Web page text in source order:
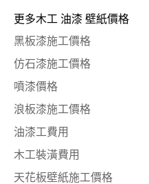
更多木工 油漆 壁紙價格
黑板漆施工價格
仿石漆施工價格
噴漆價格
浪板漆施工價格
油漆工費用
木工裝潢費用
天花板壁紙施工價格